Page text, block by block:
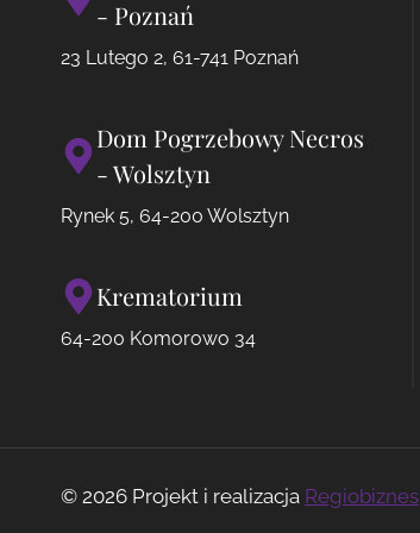
- Poznań
23 Lutego 2, 61-741 Poznań
Dom Pogrzebowy Necros
- Wolsztyn
Rynek 5, 64-200 Wolsztyn
Krematorium
64-200 Komorowo 34
© 2026 Projekt i realizacja Regiobiznes